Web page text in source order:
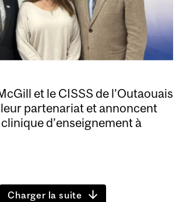
et le CISSS de l’Outaouais
partenariat et annoncent
d’enseignement à
Charger la suite